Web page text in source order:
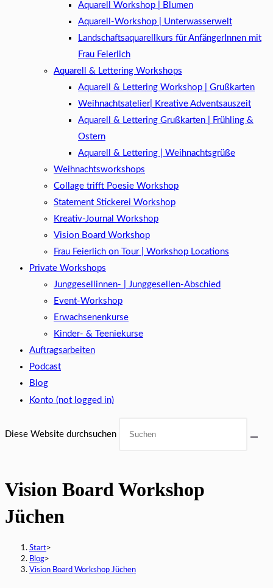
Aquarell Workshop | Blumen
Aquarell-Workshop | Unterwasserwelt
Landschaftsaquarellkurs für AnfängerInnen mit
Frau Feierlich
Aquarell & Lettering Workshops
Aquarell & Lettering Workshop | Grußkarten
Weihnachtsatelier| Kreative Adventsauszeit
Aquarell & Lettering Grußkarten | Frühling &
Ostern
Aquarell & Lettering | Weihnachtsgrüße​
Weihnachtsworkshops
Collage trifft Poesie Workshop
Statement Stickerei Workshop
Kreativ-Journal Workshop
Vision Board Workshop
Frau Feierlich on Tour | Workshop Locations
Private Workshops
Junggesellinnen- | Junggesellen-Abschied
Event-Workshop
Erwachsenenkurse
Kinder- & Teeniekurse
Auftragsarbeiten
Podcast
Blog
Konto (not logged in)
Diese Website durchsuchen
Vision Board Workshop
Jüchen
Start>
Blog>
Vision Board Workshop Jüchen